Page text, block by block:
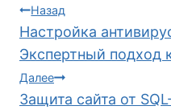
Навигация
по
записям
Назад
Настройка
Экспертный подход
Далее
Защита сайта от